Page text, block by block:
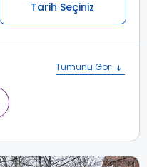
Tarih Seçiniz
Tümünü Gör